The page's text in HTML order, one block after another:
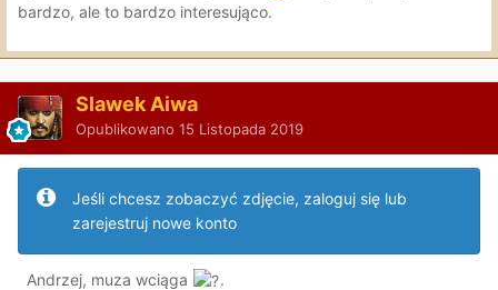
bardzo, ale to bardzo interesująco.
Slawek Aiwa
Opublikowano 15 Listopada 2019
Jeśli chcesz zobaczyć zdjęcie, zaloguj się lub
zarejestruj nowe konto
Andrzej, muza wciąga
.